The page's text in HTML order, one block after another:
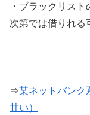
・ブラックリス
次第では借りれる
⇒某ネットバンク
甘い）